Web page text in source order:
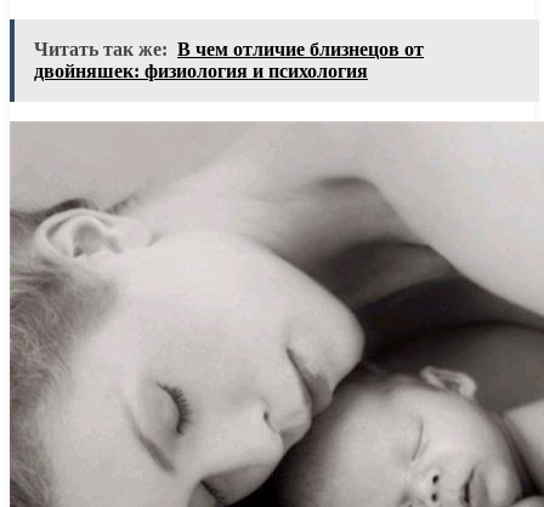
Читать так же: В чем отличие близнецов от
двойняшек: физиология и психология